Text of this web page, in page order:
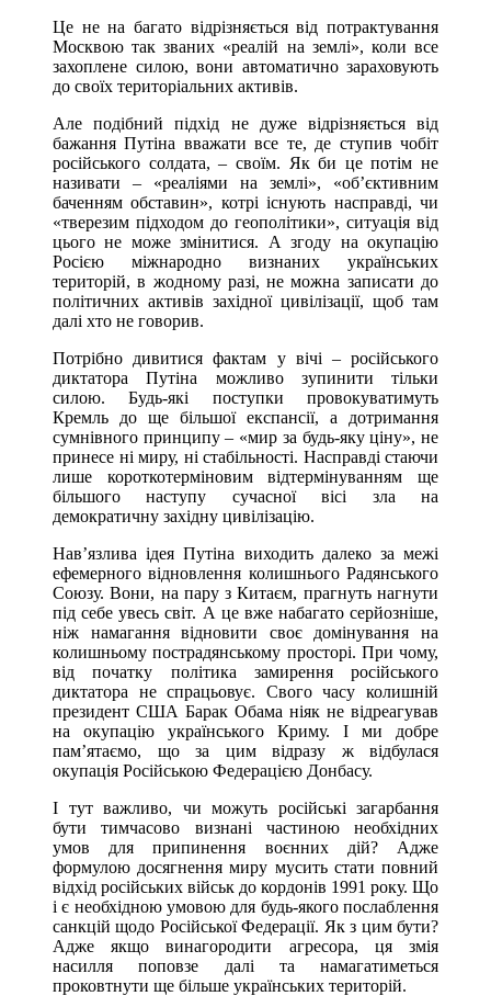
Це не на багато відрізняється від потрактування
Москвою так званих «реалій на землі», коли все
захоплене силою, вони автоматично зараховують
до своїх територіальних активів.
Але подібний підхід не дуже відрізняється від
бажання Путіна вважати все те, де ступив чобіт
російського солдата, – своїм. Як би це потім не
називати – «реаліями на землі», «об’єктивним
баченням обставин», котрі існують насправді, чи
«тверезим підходом до геополітики», ситуація від
цього не може змінитися. А згоду на окупацію
Росією міжнародно визнаних українських
територій, в жодному разі, не можна записати до
політичних активів західної цивілізації, щоб там
далі хто не говорив.
Потрібно дивитися фактам у вічі – російського
диктатора Путіна можливо зупинити тільки
силою. Будь-які поступки провокуватимуть
Кремль до ще більшої експансії, а дотримання
сумнівного принципу – «мир за будь-яку ціну», не
принесе ні миру, ні стабільності. Насправді стаючи
лише короткотерміновим відтермінуванням ще
більшого наступу сучасної вісі зла на
демократичну західну цивілізацію.
Нав’язлива ідея Путіна виходить далеко за межі
ефемерного відновлення колишнього Радянського
Союзу. Вони, на пару з Китаєм, прагнуть нагнути
під себе увесь світ. А це вже набагато серйозніше,
ніж намагання відновити своє домінування на
колишньому пострадянському просторі. При чому,
від початку політика замирення російського
диктатора не спрацьовує. Свого часу колишній
президент США Барак Обама ніяк не відреагував
на окупацію українського Криму. І ми добре
пам’ятаємо, що за цим відразу ж відбулася
окупація Російською Федерацією Донбасу.
І тут важливо, чи можуть російські загарбання
бути тимчасово визнані частиною необхідних
умов для припинення воєнних дій? Адже
формулою досягнення миру мусить стати повний
відхід російських військ до кордонів 1991 року. Що
і є необхідною умовою для будь-якого послаблення
санкцій щодо Російської Федерації. Як з цим бути?
Адже якщо винагородити агресора, ця змія
насилля поповзе далі та намагатиметься
проковтнути ще більше українських територій.